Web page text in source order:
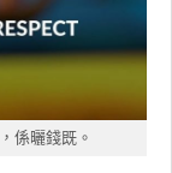
係曬錢既。